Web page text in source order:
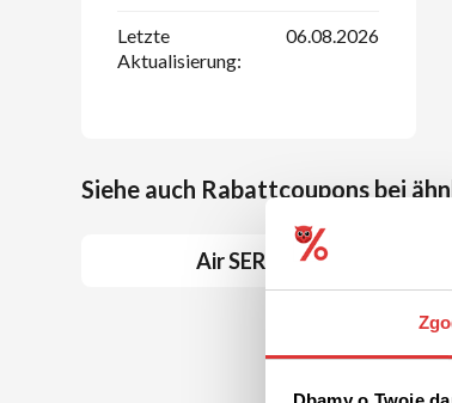
Letzte
Aktualisierung:
06.08.2026
Siehe auch Rabattcoupons bei
Air SERBIA
QATAR